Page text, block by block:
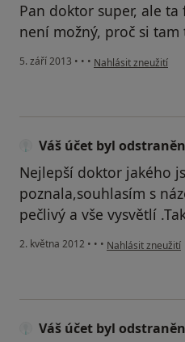
Pan doktor super, ale
není možný, proč si
5. září 2013 • • • podle názoru
Nahlásit zneužití
Váš účet byl odstraněn
Nejlepší doktor jakého
poznala,souhlasím s
pečlivý a vše vysvětlí
2. května 2012 • • • podle názoru
Nahlásit zneužití
Váš účet byl odstraněn